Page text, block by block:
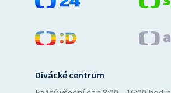
Divácké centrum